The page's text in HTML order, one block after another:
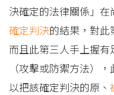
決確定的法律關係」
確定判決的結果，對此
而且此第三人手上握
（攻擊或防禦方法）
以把該確定判決的原、